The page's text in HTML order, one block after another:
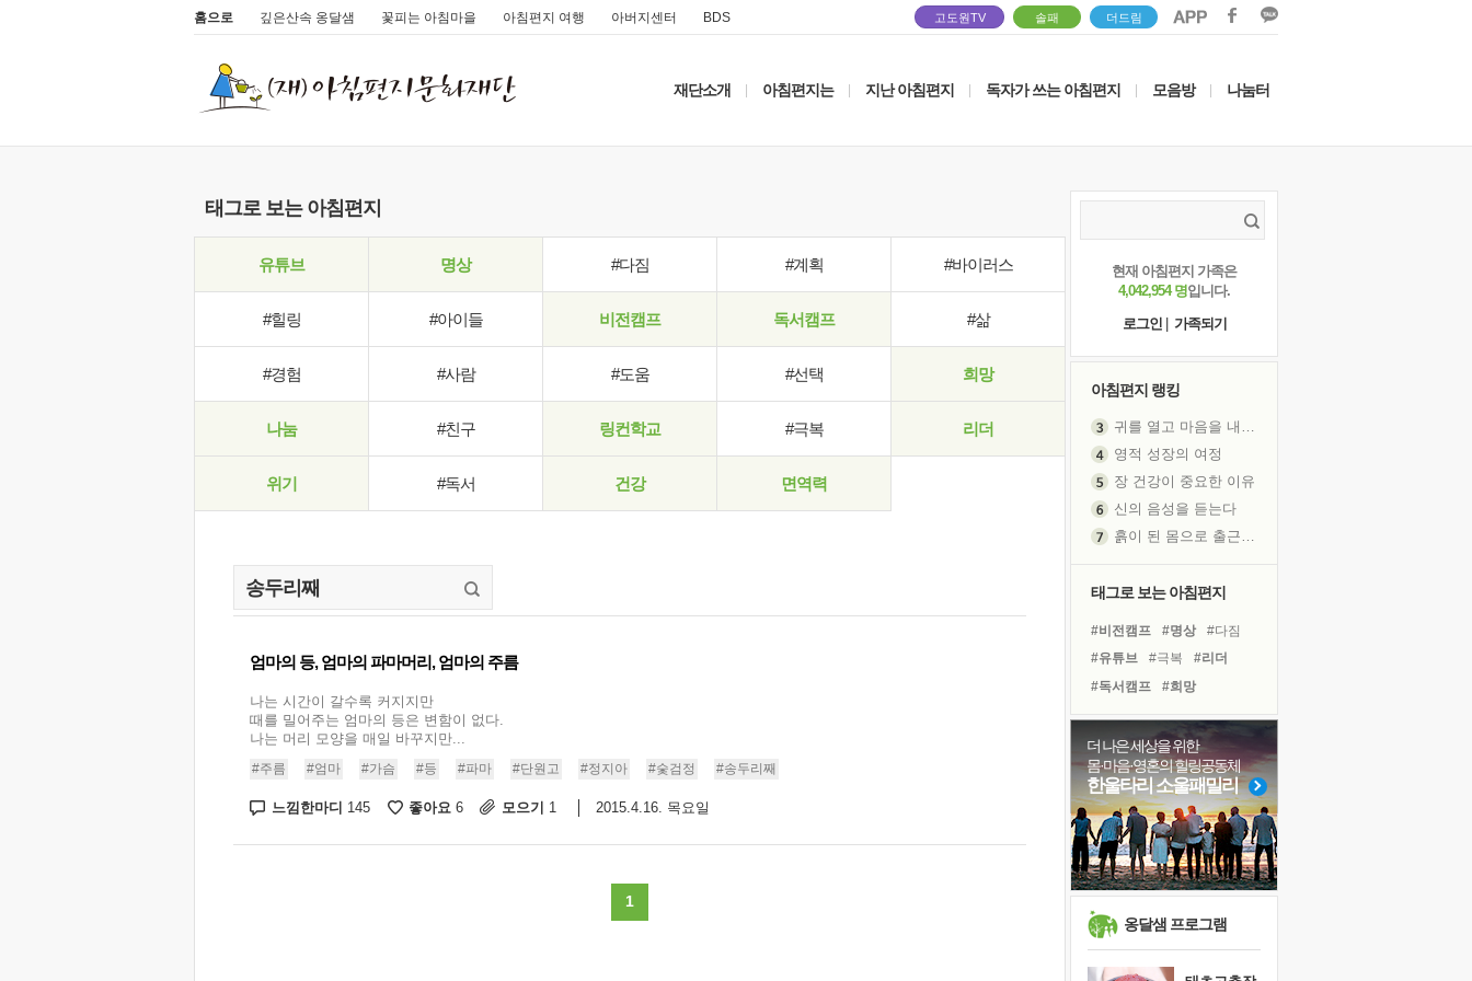
홈으로 깊은산속 옹달샘 꽃피는 아침마을 아침편지 여행 아버지센터 BDS 고도원TV 솔패 더드림
재단소개 아침편지는 지난 아침편지 독자가 쓰는 아침편지 모음방 나눔터
태그로 보는 아침편지
유튜브 명상 #다짐 #계획 #바이러스
#힐링 #아이들 비전캠프 독서캠프 #삶
#경험 #사람 #도움 #선택 희망
나눔 #친구 링컨학교 #극복 리더
위기 #독서 건강 면역력
엄마의 등, 엄마의 파마머리, 엄마의 주름
나는 시간이 갈수록 커지지만
때를 밀어주는 엄마의 등은 변함이 없다.
나는 머리 모양을 매일 바꾸지만...
#주름 #엄마 #가슴 #등 #파마 #단원고 #정지아 #숯검정 #송두리째
느낌한마디 145 좋아요 6 모으기 1 2015.4.16. 목요일
1
현재 아침편지 가족은
4,042,954 명입니다.
로그인
가족되기
아침편지 랭킹
귀를 열고 마음을 내어주고
영적 성장의 여정
장 건강이 중요한 이유
신의 음성을 듣는다
흙이 된 몸으로 출근하는 여자
졸업식 사진을 보며
극심한 변비, 어깨결림, 수면 장애
보고 싶은 어머니
마음이 멈춰 버린 곳
유년 시절의 부산 영도 바다
못된 꼰대들
희망이란
'모른다'는 것
태그로 보는 아침편지
#비전캠프 #명상
#다짐
#유튜브
#극복
#리더
#독서캠프
#희망
#건강
#독서
#경험
#계획
#선택
#도움
#힐링
#사람
#친구
#아이들
#위기
#나눔
#바이러스
더 나은 세상을 위한
몸·마음·영혼의 힐링공동체
한울타리 소울패밀리
옹달샘 프로그램